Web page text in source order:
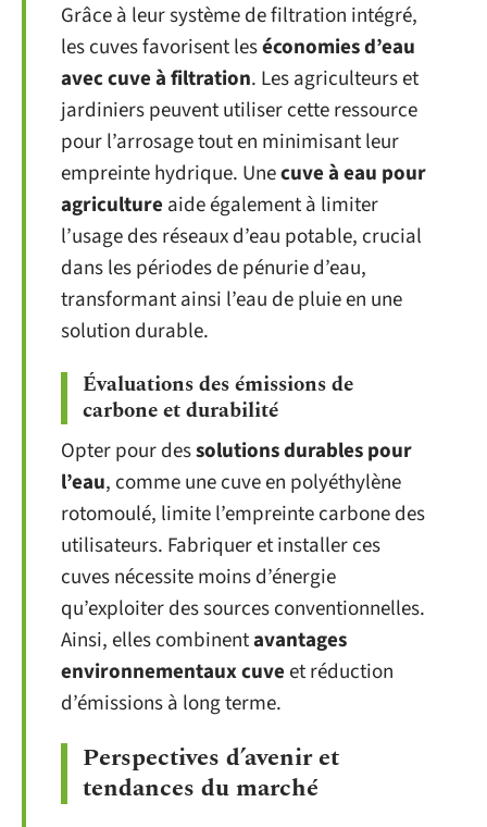
Grâce à leur système de filtration intégré,
les cuves favorisent leséconomies d’eau
avec cuve à filtration. Les agriculteurs et
jardiniers peuvent utiliser cette ressource
pour l’arrosage tout en minimisant leur
empreinte hydrique. Unecuve à eau pour
agriculture aide également à limiter
l’usage des réseaux d’eau potable, crucial
dans les périodes de pénurie d’eau,
transformant ainsi l’eau de pluie en une
solution durable.
Évaluations des émissions de
carbone et durabilité
Opter pour dessolutions durables pour
l’eau, comme une cuve en polyéthylène
rotomoulé, limite l’empreinte carbone des
utilisateurs. Fabriquer et installer ces
cuves nécessite moins d’énergie
qu’exploiter des sources conventionnelles.
Ainsi, elles combinentavantages
environnementaux cuveet réduction
d’émissions à long terme.
Perspectives d’avenir et
tendances du marché